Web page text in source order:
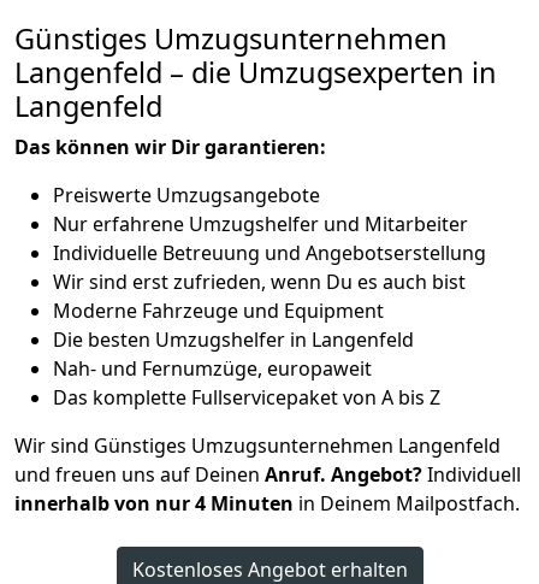
Günstiges Umzugsunternehmen
Langenfeld – die Umzugsexperten in
Langenfeld
Das können wir Dir garantieren:
Preiswerte Umzugsangebote
Nur erfahrene Umzugshelfer und Mitarbeiter
Individuelle Betreuung und Angebotserstellung
Wir sind erst zufrieden, wenn Du es auch bist
Moderne Fahrzeuge und Equipment
Die besten Umzugshelfer in Langenfeld
Nah- und Fernumzüge, europaweit
Das komplette Fullservicepaket von A bis Z
Wir sind Günstiges Umzugsunternehmen Langenfeld
und freuen uns auf Deinen Anruf. Angebot?Individuell
innerhalb von nur 4 Minuten in Deinem Mailpostfach.
Kostenloses Angebot erhalten